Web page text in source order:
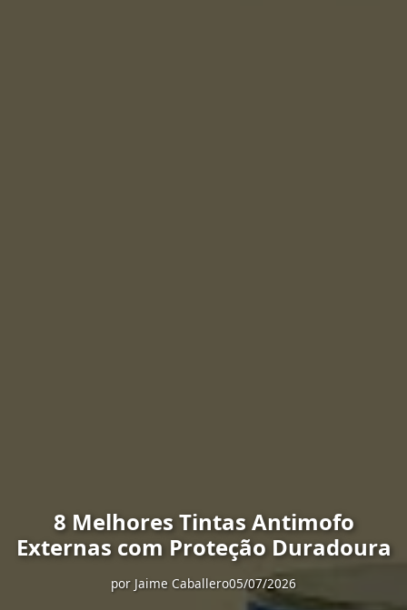
8 Melhores Tintas Antimofo
Externas com Proteção Duradoura
por Jaime Caballero05/07/2026